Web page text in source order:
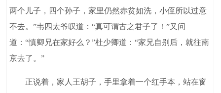
两个儿子，四个孙子，家里仍然赤贫如洗，小侄所以过意
不去。”韦四太爷叹道：“真可谓古之君子了！”又问
道：“慎卿兄在家好么？”杜少卿道：“家兄自别后，就往南
京去了。”
正说着，家人王胡子，手里拿着一个红手本，站在窗